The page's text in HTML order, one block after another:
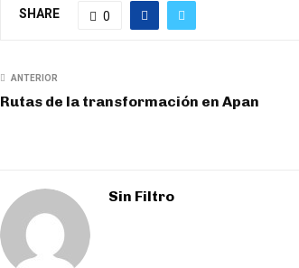
SHARE 0
ANTERIOR
Rutas de la transformación en Apan
Sin Filtro